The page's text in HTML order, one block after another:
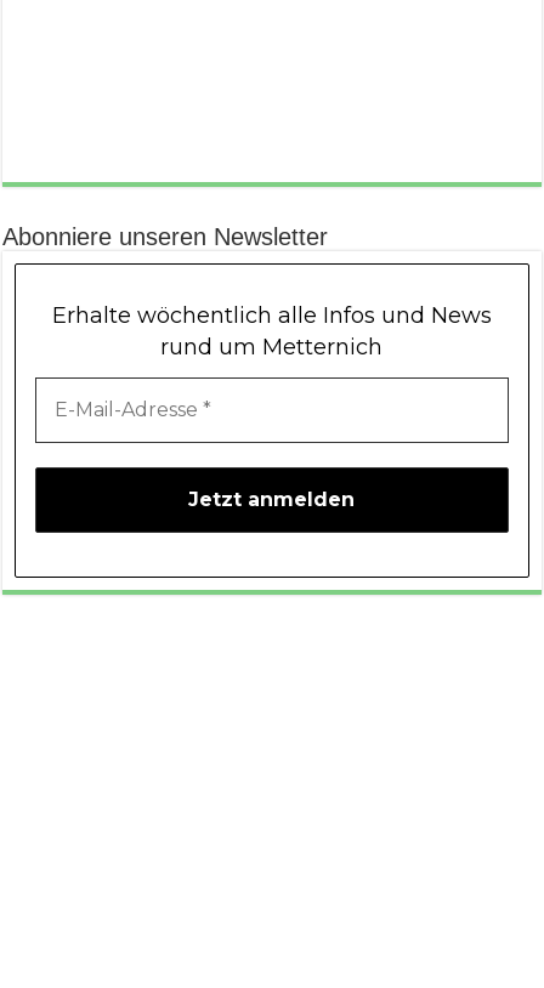
Abonniere unseren Newsletter
Erhalte wöchentlich alle Infos und News
rund um Metternich